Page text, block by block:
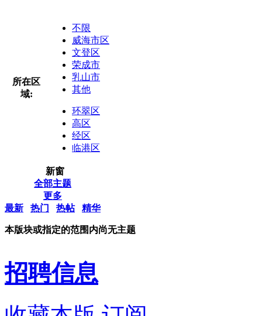
所在区
域:
不限
威海市区
文登区
荣成市
乳山市
其他
环翠区
高区
经区
临港区
新窗
全部主题
更多
最新
热门 热帖 精华
本版块或指定的范围内尚无主题
招聘信息